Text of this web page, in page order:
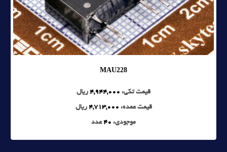
MAU228
قیمت تکی: 4,944,000 ریال
قیمت عمده: 4,713,000 ریال
موجودی: 40 عدد